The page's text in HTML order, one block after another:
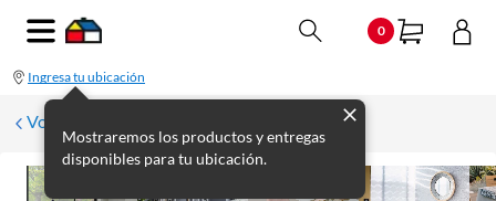
0
Ingresa tu ubicación
Mostraremos los productos y entregas
disponibles para tu ubicación.
Volver